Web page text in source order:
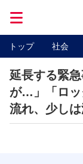
トップ 社会
延長する緊
が…」「ロッ
流れ、少し